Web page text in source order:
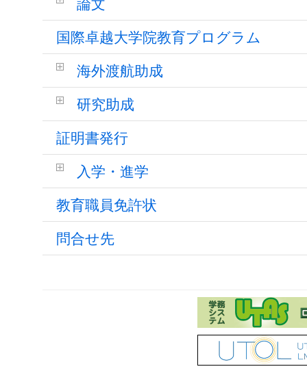
論文
国際卓越大学院教育プログラム
海外渡航助成
研究助成
証明書発行
入学・進学
教育職員免許状
問合せ先